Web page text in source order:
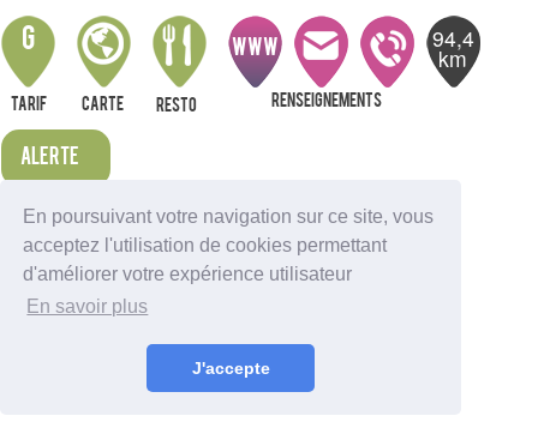
En poursuivant votre navigation sur ce site, vous
acceptez l'utilisation de cookies permettant
d'améliorer votre expérience utilisateur
En savoir plus
J'accepte
G
Tarif Carte resto
WWW
Renseignements
94,4
km
Alerte
Nous indiquer une erreur
Sortir à Ambutrix
Sortir à Anglefort
Sortir à Aignes-et-Puyperoux
Sortir à Amberac
Sortir à Angouleme
Sortir à Aubeterre-sur-Dronne